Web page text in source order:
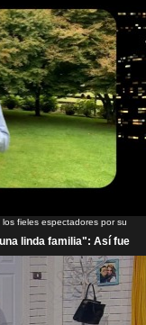
fieles espectadores por su
linda familia": Así fue